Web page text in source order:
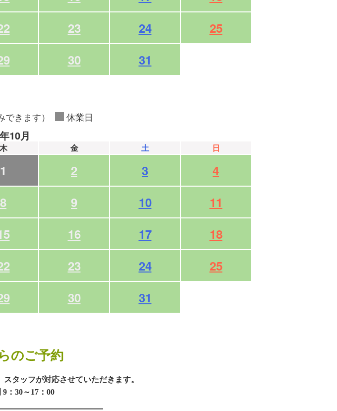
23 24
25
30 31
きます） 休業日
10月
木 金 土 日
1 2 3
4
8 9 10
11
16 17
18
23 24
25
30 31
のご予約
タッフが対応させていただきます。
：30～17：00